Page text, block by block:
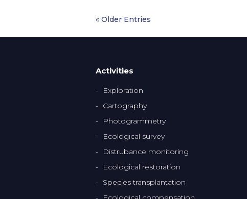
« Older Entries
Activities
Exploration
Cartography
Photogrammetry
Ecological survey
Distrubance monitoring
Ecological restoration
Species transplantation